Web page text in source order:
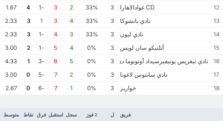
12
3
33%
2
3
-1
4
1.67
13
نادي باتشوكا 3
33%
4
3
1
3
2.33
14
نادي ليون 3
33%
3
4
-1
3
2.33
15
أتلتيكو سان لويس 3
0%
4
5
-1
2
3.00
16
نادي تيغريس يونيفيرسيداد أوتونوما دي نويفو ليون
3
0%
5
8
-3
1
4.33
17
نادي سانتوس لاغونا 3
0%
2
7
-5
0
3.00
18
خواريز 3
0%
1
7
-6
0
2.67
فريق ل ٪ فوز سجل استقبل فرق نقاط متوسط